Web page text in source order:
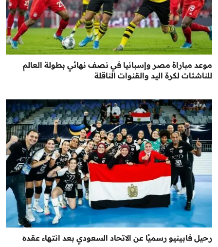
موعد مباراة مصر وإسبانيا في نصف نهائي بطولة العالم
للناشئات لكرة اليد والقنوات الناقلة
رحيل فابينيو رسميًا عن الاتحاد السعودي بعد انتهاء عقده